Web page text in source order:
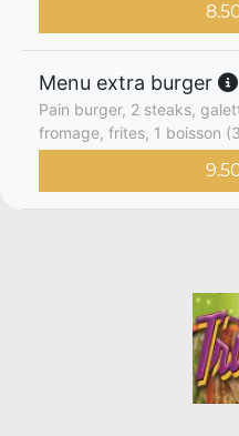
Menu extra burger
Pain burger, 2 steaks,
fromage, frites, 1 boisson